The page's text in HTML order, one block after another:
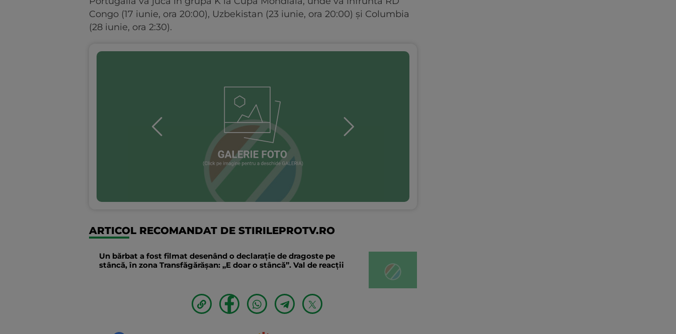
Congo (17 iunie, ora 20:00), Uzbekistan (23 iunie, ora 20:00) și Columbia
(28 iunie, ora 2:30).
ARTICOL RECOMANDAT DE STIRILEPROTV.RO
Un bărbat a fost filmat desenând o declaraţie de dragoste pe
stâncă, în zona Transfăgărăşan: „E doar o stâncă”. Val de reacții